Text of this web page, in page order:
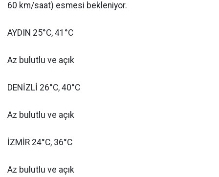
60 km/saat) esmesi bekleniyor.
AYDIN 25°C, 41°C
Az bulutlu ve açık
DENİZLİ 26°C, 40°C
Az bulutlu ve açık
İZMİR 24°C, 36°C
Az bulutlu ve açık